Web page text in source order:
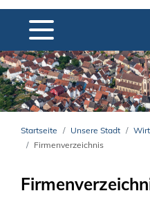
Startseite Unsere Stadt
Firmenverzeichnis